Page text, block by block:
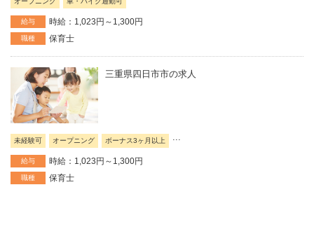
給与 時給：1,023円～1,300円
職種 保育士
三重県四日市市の求人
未経験可 オープニング ボーナス3ヶ月以上
給与 時給：1,023円～1,300円
職種 保育士